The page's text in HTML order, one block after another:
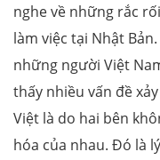
nghe về những rắc
làm việc tại Nhật
những người Việt
thấy nhiều vấn đề
Việt là do hai bên
hóa của nhau. Đó là